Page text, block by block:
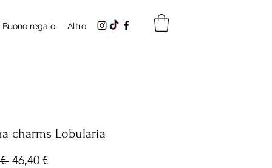
Buono regalo Altro
charms Lobularia
€ Prezzo
46,40 €Prezzo